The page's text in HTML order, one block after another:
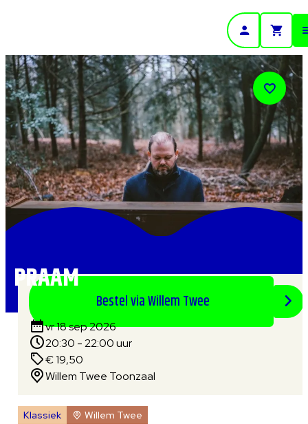
PRAAM
Klassiek Willem Twee
Bestel via Willem Twee
vr 18 sep 2026
20:30 - 22:00 uur
€ 19,50
Willem Twee Toonzaal